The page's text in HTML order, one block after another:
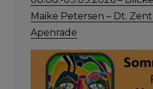
Maike Petersen – Dt.
Apenrade